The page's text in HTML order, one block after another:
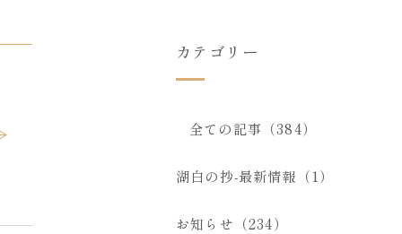
カテゴリー
全ての記事（384）
湖白の抄‐最新情報（1）
お知らせ（234）